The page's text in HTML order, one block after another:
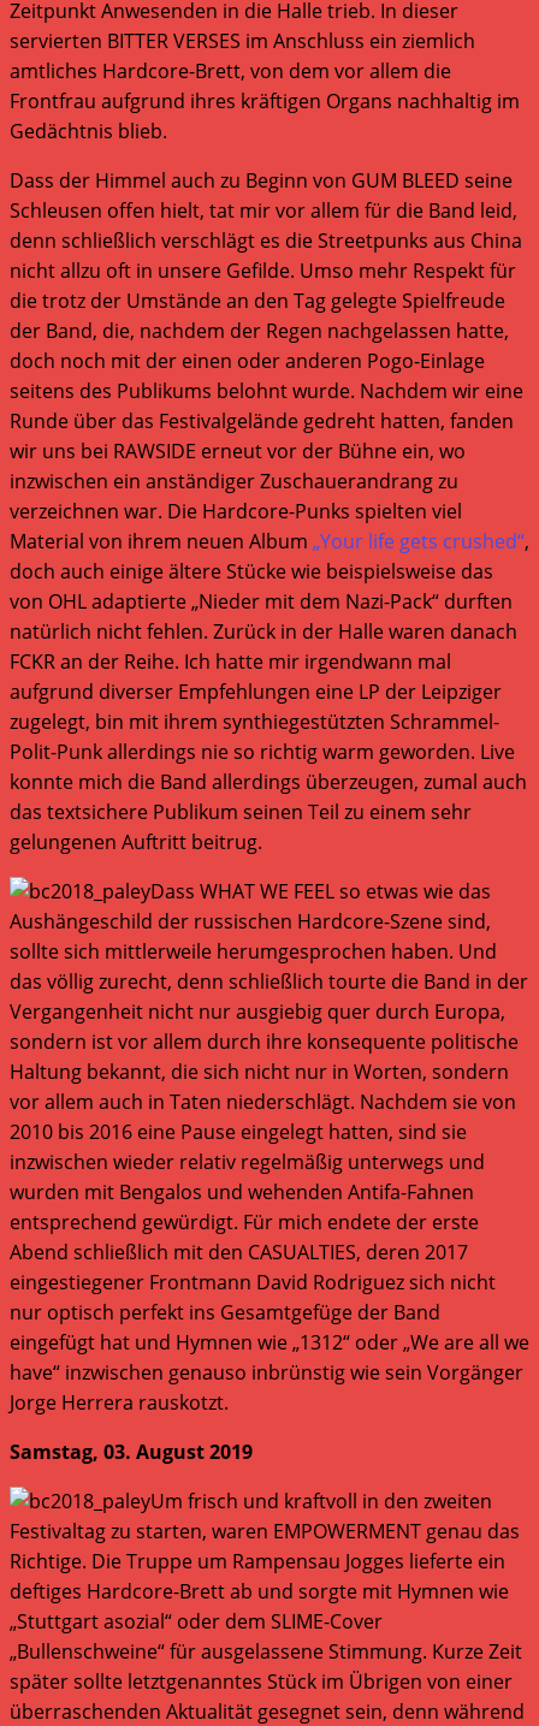
Zeitpunkt Anwesenden in die Halle trieb. In dieser
servierten BITTER VERSES im Anschluss ein ziemlich
amtliches Hardcore-Brett, von dem vor allem die
Frontfrau aufgrund ihres kräftigen Organs nachhaltig im
Gedächtnis blieb.
Dass der Himmel auch zu Beginn von GUM BLEED seine
Schleusen offen hielt, tat mir vor allem für die Band leid,
denn schließlich verschlägt es die Streetpunks aus China
nicht allzu oft in unsere Gefilde. Umso mehr Respekt für
die trotz der Umstände an den Tag gelegte Spielfreude
der Band, die, nachdem der Regen nachgelassen hatte,
doch noch mit der einen oder anderen Pogo-Einlage
seitens des Publikums belohnt wurde. Nachdem wir eine
Runde über das Festivalgelände gedreht hatten, fanden
wir uns bei RAWSIDE erneut vor der Bühne ein, wo
inzwischen ein anständiger Zuschauerandrang zu
verzeichnen war. Die Hardcore-Punks spielten viel
Material von ihrem neuen Album „Your life gets crushed“,
doch auch einige ältere Stücke wie beispielsweise das
von OHL adaptierte „Nieder mit dem Nazi-Pack“ durften
natürlich nicht fehlen. Zurück in der Halle waren danach
FCKR an der Reihe. Ich hatte mir irgendwann mal
aufgrund diverser Empfehlungen eine LP der Leipziger
zugelegt, bin mit ihrem synthiegestützten Schrammel-
Polit-Punk allerdings nie so richtig warm geworden. Live
konnte mich die Band allerdings überzeugen, zumal auch
das textsichere Publikum seinen Teil zu einem sehr
gelungenen Auftritt beitrug.
Dass WHAT WE FEEL so etwas wie das
Aushängeschild der russischen Hardcore-Szene sind,
sollte sich mittlerweile herumgesprochen haben. Und
das völlig zurecht, denn schließlich tourte die Band in der
Vergangenheit nicht nur ausgiebig quer durch Europa,
sondern ist vor allem durch ihre konsequente politische
Haltung bekannt, die sich nicht nur in Worten, sondern
vor allem auch in Taten niederschlägt. Nachdem sie von
2010 bis 2016 eine Pause eingelegt hatten, sind sie
inzwischen wieder relativ regelmäßig unterwegs und
wurden mit Bengalos und wehenden Antifa-Fahnen
entsprechend gewürdigt. Für mich endete der erste
Abend schließlich mit den CASUALTIES, deren 2017
eingestiegener Frontmann David Rodriguez sich nicht
nur optisch perfekt ins Gesamtgefüge der Band
eingefügt hat und Hymnen wie „1312“ oder „We are all we
have“ inzwischen genauso inbrünstig wie sein Vorgänger
Jorge Herrera rauskotzt.
Samstag, 03. August 2019
Um frisch und kraftvoll in den zweiten
Festivaltag zu starten, waren EMPOWERMENT genau das
Richtige. Die Truppe um Rampensau Jogges lieferte ein
deftiges Hardcore-Brett ab und sorgte mit Hymnen wie
„Stuttgart asozial“ oder dem SLIME-Cover
„Bullenschweine“ für ausgelassene Stimmung. Kurze Zeit
später sollte letztgenanntes Stück im Übrigen von einer
überraschenden Aktualität gesegnet sein, denn während